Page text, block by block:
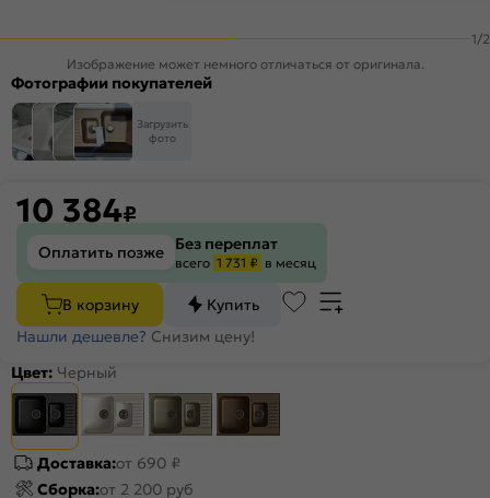
1/2
Изображение может немного отличаться от оригинала.
Фотографии покупателей
Загрузить
фото
10 384₽
Оплатить позже Без переплат
всего 1 731 ₽ в месяц
В корзину
Купить
Нашли дешевле? Снизим цену!
Цвет: Черный
Доставка:от 690 ₽
Сборка:от 2 200 руб